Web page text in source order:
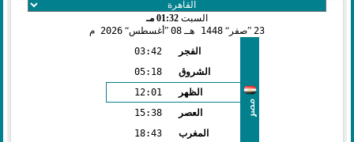
السبت 01:32 مـ
23 صفر 1448 هـ 08 أغسطس 2026 م
مصر
الفجر
03:42
الشروق
05:18
الظهر
12:01
العصر
15:38
المغرب
18:43